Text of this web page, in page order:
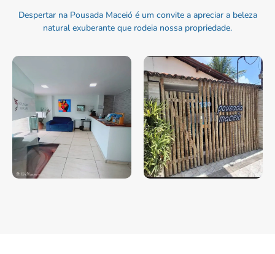
Despertar na Pousada Maceió é um convite a apreciar a beleza
natural exuberante que rodeia nossa propriedade.